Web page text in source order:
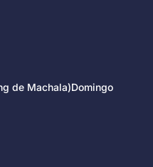
de Machala)Domingo